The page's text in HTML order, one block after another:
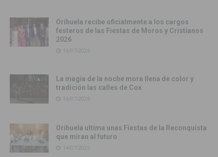
Orihuela recibe oficialmente a los cargos
festeros de las Fiestas de Moros y Cristianos
2026
16/07/2026
La magia de la noche mora llena de color y
tradición las calles de Cox
16/07/2026
Orihuela ultima unas Fiestas de la Reconquista
que miran al futuro
14/07/2026